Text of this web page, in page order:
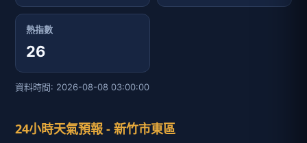
熱指數
26
資料時間: 2026-08-08 03:00:00
24小時天氣預報 - 新竹市東區